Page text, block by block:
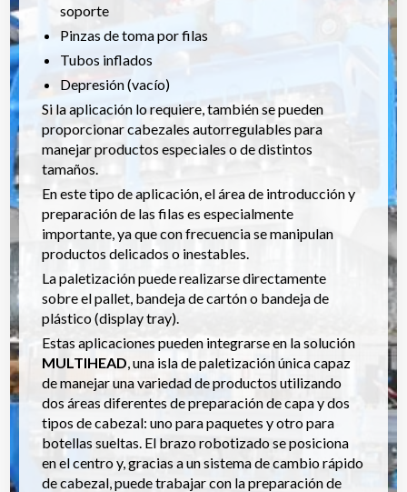
soporte
Pinzas de toma por filas
Tubos inflados
Depresión (vacío)
Si la aplicación lo requiere, también se pueden
proporcionar cabezales autorregulables para
manejar productos especiales o de distintos
tamaños.
En este tipo de aplicación, el área de introducción y
preparación de las filas es especialmente
importante, ya que con frecuencia se manipulan
productos delicados o inestables.
La paletización puede realizarse directamente
sobre el pallet, bandeja de cartón o bandeja de
plástico (display tray).
Estas aplicaciones pueden integrarse en la solución
MULTIHEAD, una isla de paletización única capaz
de manejar una variedad de productos utilizando
dos áreas diferentes de preparación de capa y dos
tipos de cabezal: uno para paquetes y otro para
botellas sueltas. El brazo robotizado se posiciona
en el centro y, gracias a un sistema de cambio rápido
de cabezal, puede trabajar con la preparación de